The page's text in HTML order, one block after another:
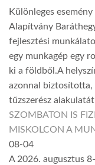
Különleges
Alapítvány
fejlesztési
egy munkagép egy
ki a földből.A
azonnal biztosította,
tűzszerész
SZOMBATON IS
MISKOLCON A
08-04
A 2026. augusztus